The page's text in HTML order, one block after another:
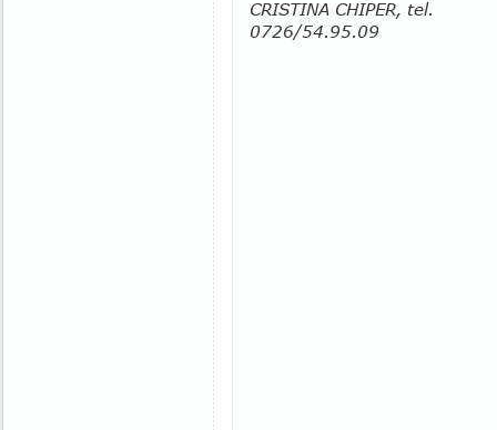
CRISTINA CHIPER, tel.
0726/54.95.09